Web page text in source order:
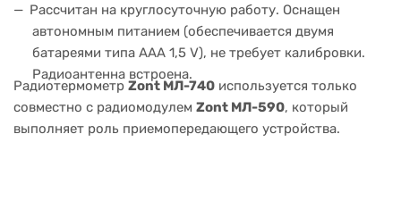
Рассчитан на круглосуточную работу. Оснащен
автономным питанием (обеспечивается двумя
батареями типа ААА 1,5 V), не требует калибровки.
Радиоантенна встроена.
Радиотермометр Zont МЛ-740 используется только
совместно с радиомодулем Zont МЛ-590, который
выполняет роль приемопередающего устройства.